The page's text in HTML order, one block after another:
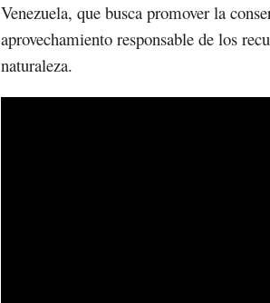
Venezuela, que busca promover la
aprovechamiento responsable de los
naturaleza.